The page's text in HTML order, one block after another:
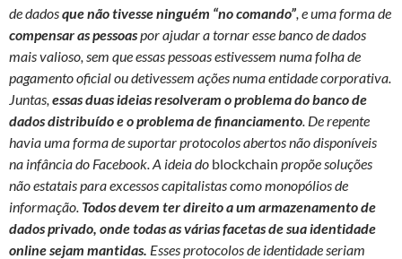
de dadosque não tivesse ninguém “no comando”, e uma forma de
compensar as pessoaspor ajudar a tornar esse banco de dados
mais valioso, sem que essas pessoas estivessem numa folha de
pagamento oficial ou detivessem ações numa entidade corporativa.
Juntas, essas duas ideias resolveram o problema do banco de
dados distribuído e o problema de financiamento. De repente
havia uma forma de suportar protocolos abertos não disponíveis
na infância do Facebook. A ideia do blockchain propõe soluções
não estatais para excessos capitalistas como monopólios de
informação. Todos devem ter direito a um armazenamento de
dados privado, onde todas as várias facetas de sua identidade
online sejam mantidas. Esses protocolos de identidade seriam